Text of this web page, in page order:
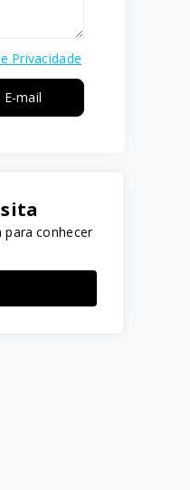
Privacidade
E-mail
para conhecer